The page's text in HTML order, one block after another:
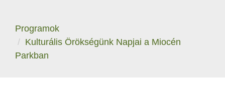
Programok
Kulturális Örökségünk Napjai a Miocén
Parkban